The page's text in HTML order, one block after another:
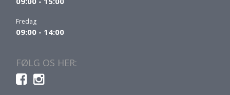
Fredag
09:00 - 14:00
FØLG OS HER: